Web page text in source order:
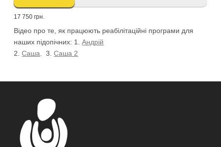
17 750 грн.
Відео про те, як працюють реабілітаційні програми для
наших підопічних: 1.Андрій
2.Саша . 3.Саша 2